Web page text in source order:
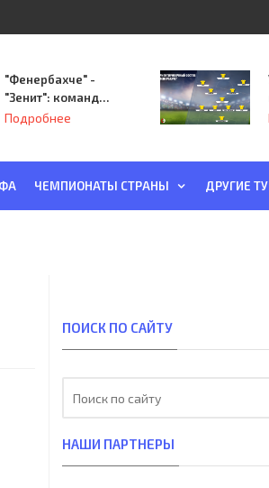
"Фенербахче" -
"Зенит": команда
Семака начинает
Подробнее
ЧЕМПИОНАТЫ СТРАНЫ ДРУГИЕ
ПОИСК ПО САЙТУ
НАШИ ПАРТНЕРЫ